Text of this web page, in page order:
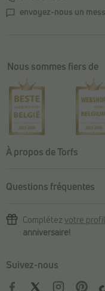
envoyez-nous un
Nous sommes fiers de
À propos de Torfs
Questions fréquentes
Complétez votre profil
anniversaire!
Suivez-nous